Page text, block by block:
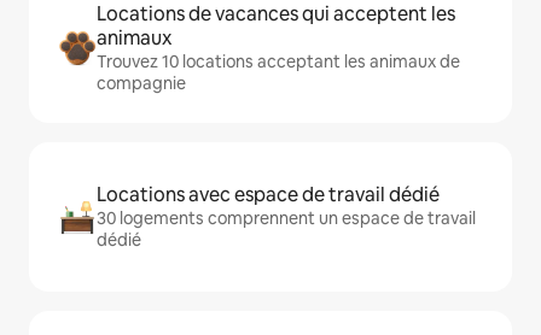
Locations de vacances qui acceptent les
animaux
Trouvez 10 locations acceptant les animaux de
compagnie
Locations avec espace de travail dédié
30 logements comprennent un espace de travail
dédié